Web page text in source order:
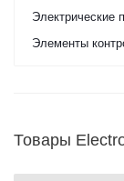
Электрические
Элементы
Товары